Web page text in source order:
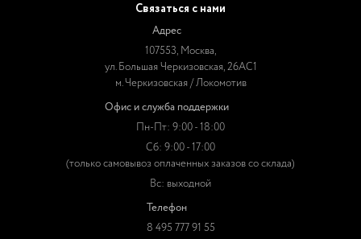
Связаться с нами
Адрес
107553, Москва,
ул. Большая Черкизовская, 26АС1
м. Черкизовская / Локомотив
Офис и служба поддержки
Пн-Пт: 9:00 - 18:00
Сб: 9:00 - 17:00
(только самовывоз оплаченных заказов со склада)
Вс: выходной
Телефон
8 495 777 91 55